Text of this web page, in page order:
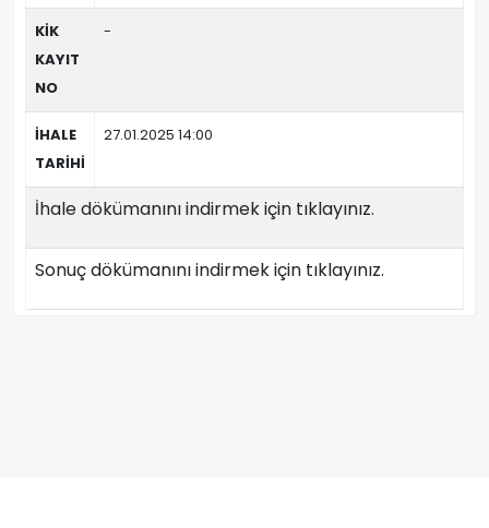
KİK
KAYIT
NO
-
İHALE
TARİHİ
27.01.2025 14:00
İhale dökümanını indirmek için tıklayınız.
Sonuç dökümanını indirmek için tıklayınız.